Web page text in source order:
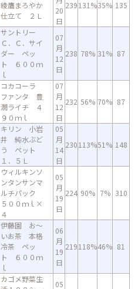
綾鷹まろやか
仕立て ２Ｌ
20
日
239131%35% 135
サントリー
Ｃ．Ｃ．サイ
ダー ペッ
ト ６００ｍ
ｌ
07
月
12
日
238 78% 31% 87
コカコーラ
ファンタ 豊
潤ライチ ４
９０ｍｌ
07
月
12
日
232 56% 70% 87
キリン 小岩
井 純水ぶど
う ペット
１．５Ｌ
05
月
14
日
230113%51% 148
ウィルキンソ
ンタンサンマ
ルチパック
５００ｍｌ×
４
05
月
19
日
224 90% 7% 310
伊藤園 お～
いお茶 本格
冷茶 ペッ
ト ６００ｍ
ｌ
06
月
19
日
219118%46% 81
カゴメ野菜生
05